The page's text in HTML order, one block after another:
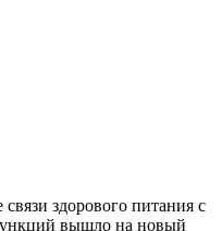
здорового питания с
вышло на новый